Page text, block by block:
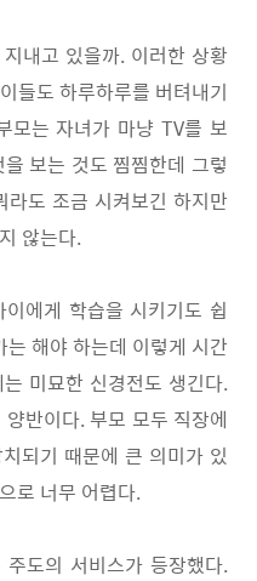
내고 있을까. 이러한 상황
들도 하루하루를 버텨내기
모는 자녀가 마냥TV를 보
보는 것도 찜찜한데 그렇
라도 조금 시켜보긴 하지만
않는다.
에게 학습을 시키기도 쉽
는 해야 하는데 이렇게 시간
미묘한 신경전도 생긴다.
반이다. 부모 모두 직장에
되기 때문에 큰 의미가 있
로 너무 어렵다.
도의 서비스가 등장했다.